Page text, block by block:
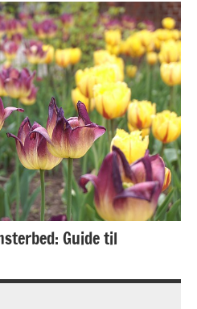
Guide til